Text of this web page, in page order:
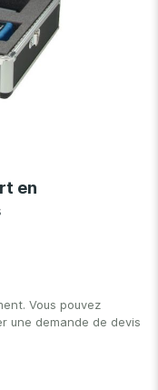
en
Vous pouvez
une demande de devis